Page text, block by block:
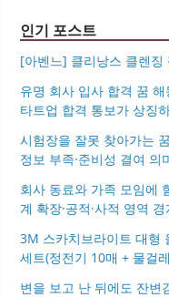
인기 포스트
[아벤느] 클리낭스 클렌징
유명 회사 입사 합격 꿈 해
타트업 합격 통보가 상징
시험장을 잘못 찾아가는
정보 부족·준비성 결여 의
회사 동료와 가족 모임에
계 확장·공적·사적 영역
3M 스카치브라이트 대형
세트(정전기 10매 + 물걸
변을 보고 난 뒤에도 잔변